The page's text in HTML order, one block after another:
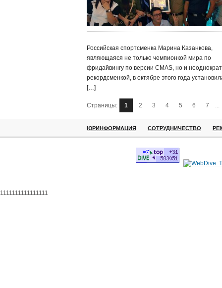
Российская спортсменка Марина Казанкова,
являющаяся не только чемпионкой мира по
фридайвингу по версии CMAS, но и
рекордсменкой, в октябре этого года
[…]
Страницы: 1 2 3 4 5 6 7 ...
ЮРИНФОРМАЦИЯ СОТРУДНИЧЕСТВО
1111111111111111